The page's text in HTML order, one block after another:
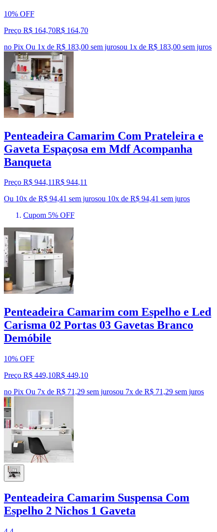
10% OFF
Preço R$ 164,70R$ 164,70
no Pix Ou 1x de R$ 183,00 sem jurosou 1x de R$ 183,00 sem juros
Penteadeira Camarim Com Prateleira e
Gaveta Espaçosa em Mdf Acompanha
Banqueta
Preço R$ 944,11R$ 944,11
Ou 10x de R$ 94,41 sem jurosou 10x de R$ 94,41 sem juros
Cupom 5% OFF
Penteadeira Camarim com Espelho e Led
Carisma 02 Portas 03 Gavetas Branco
Demóbile
10% OFF
Preço R$ 449,10R$ 449,10
no Pix Ou 7x de R$ 71,29 sem jurosou 7x de R$ 71,29 sem juros
Penteadeira Camarim Suspensa Com
Espelho 2 Nichos 1 Gaveta